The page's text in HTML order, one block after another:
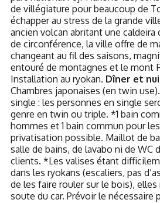
de villégiature pour beaucoup de
échapper au stress de la grande
ancien volcan abritant une
de circonférence, la ville offre de
changeant au fil des saisons,
entouré de montagnes et le mont
Installation au ryokan. Dîner et
Chambres japonaises (en twin
single : les personnes en single
genre en twin ou triple. *1 bain
hommes et 1 bain commun pour
privatisation possible. Maillot de
salle de bains, de lavabo ni de WC
clients. *Les valises étant
dans les ryokans (escaliers, pas
de les faire rouler sur le bois),
soute du car. Prévoir le nécessaire